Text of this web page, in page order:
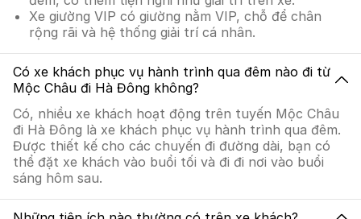
Xe giường VIP có giường nằm VIP, chỗ để chân
rộng rãi và hệ thống giải trí cá nhân.
Có xe khách phục vụ hành trình qua đêm nào đi từ
Mộc Châu đi Hà Đông không?
Có, nhiều xe khách hoạt động trên tuyến Mộc Châu
đi Hà Đông là xe khách phục vụ hành trình qua đêm.
Được thiết kế cho các chuyến đi đường dài, bạn có
thể đặt xe khách vào buổi tối và đi đi nơi vào buổi
sáng hôm sau.